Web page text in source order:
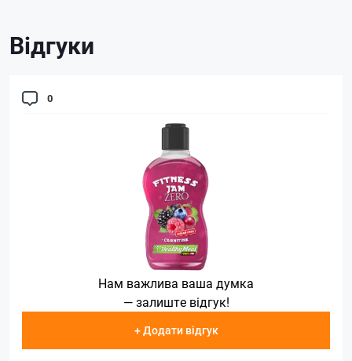
Відгуки
0
Нам важлива ваша думка
— залиште відгук!
+ Додати відгук